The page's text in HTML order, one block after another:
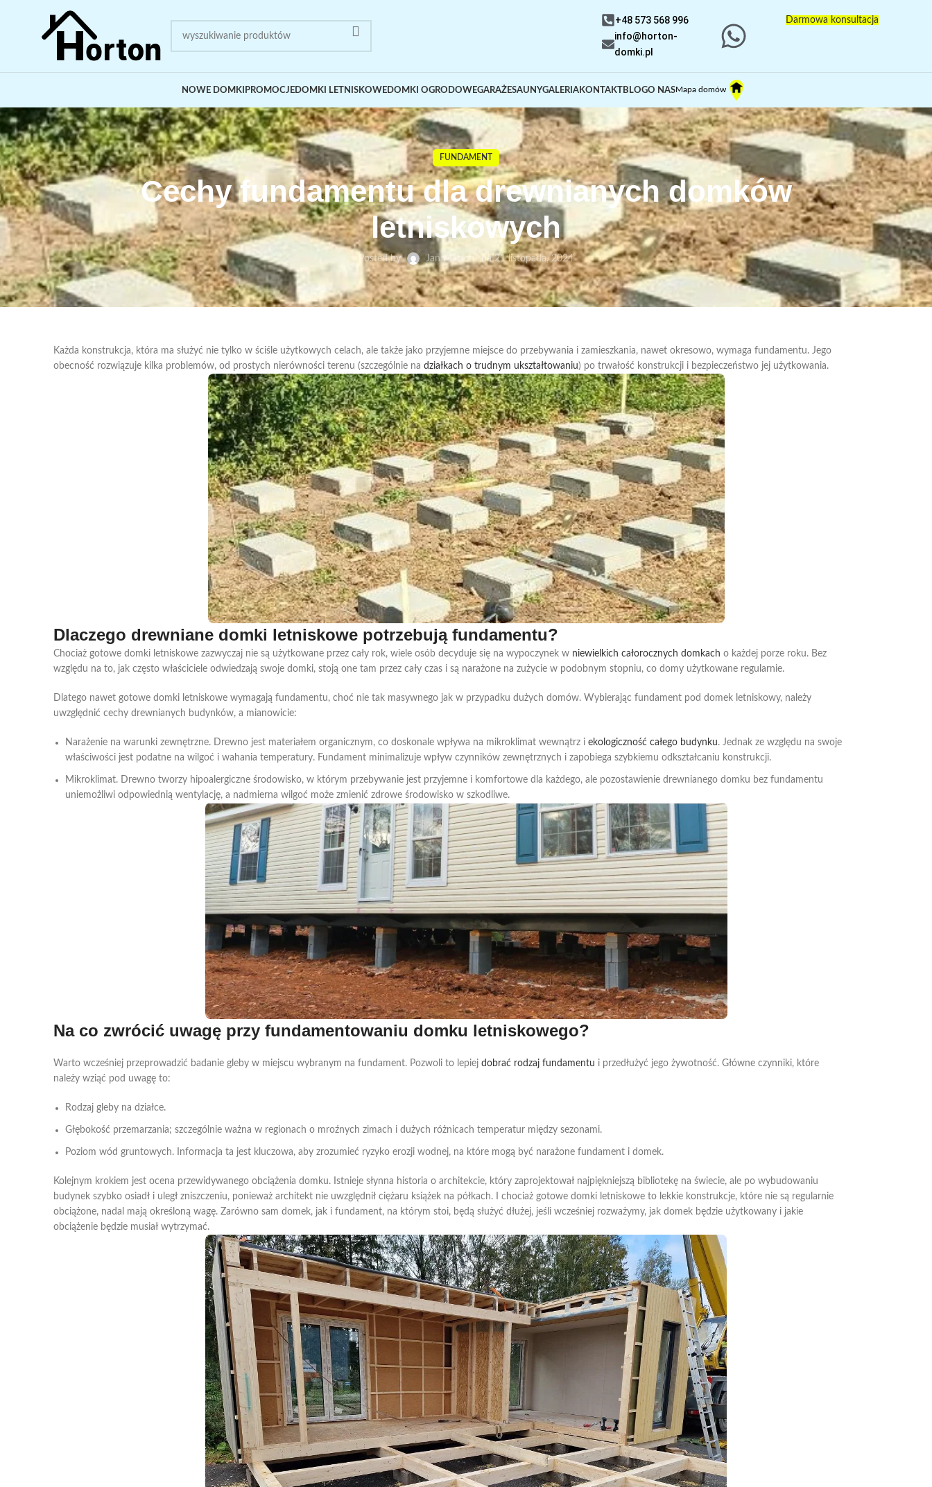
+48 573 568 996
info@horton-
domki.pl
Darmowa konsultacja
NOWE DOMKI PROMOCJE DOMKI LETNISKOWE DOMKI OGRODOWEGARAŻESAUNYGALERIAKONTAKTBLOGO NASMapa domów
FUNDAMENT
Cechy fundamentu dla drewnianych domków
letniskowych
Posted by Jan Malach na 21 listopada, 2024
Każda konstrukcja, która ma służyć nie tylko w ściśle użytkowych celach, ale także jako przyjemne miejsce do przebywania i zamieszkania, nawet okresowo, wymaga fundamentu. Jego
obecność rozwiązuje kilka problemów, od prostych nierówności terenu (szczególnie na działkach o trudnym ukształtowaniu) po trwałość konstrukcji i bezpieczeństwo jej użytkowania.
Dlaczego drewniane domki letniskowe potrzebują fundamentu?
Chociaż gotowe domki letniskowe zazwyczaj nie są użytkowane przez cały rok, wiele osób decyduje się na wypoczynek w niewielkich całorocznych domkach o każdej porze roku. Bez
względu na to, jak często właściciele odwiedzają swoje domki, stoją one tam przez cały czas i są narażone na zużycie w podobnym stopniu, co domy użytkowane regularnie.
Dlatego nawet gotowe domki letniskowe wymagają fundamentu, choć nie tak masywnego jak w przypadku dużych domów. Wybierając fundament pod domek letniskowy, należy
uwzględnić cechy drewnianych budynków, a mianowicie:
Narażenie na warunki zewnętrzne. Drewno jest materiałem organicznym, co doskonale wpływa na mikroklimat wewnątrz i ekologiczność całego budynku. Jednak ze względu na swoje
właściwości jest podatne na wilgoć i wahania temperatury. Fundament minimalizuje wpływ czynników zewnętrznych i zapobiega szybkiemu odkształcaniu konstrukcji.
Mikroklimat. Drewno tworzy hipoalergiczne środowisko, w którym przebywanie jest przyjemne i komfortowe dla każdego, ale pozostawienie drewnianego domku bez fundamentu
uniemożliwi odpowiednią wentylację, a nadmierna wilgoć może zmienić zdrowe środowisko w szkodliwe.
Na co zwrócić uwagę przy fundamentowaniu domku letniskowego?
Warto wcześniej przeprowadzić badanie gleby w miejscu wybranym na fundament. Pozwoli to lepiej dobrać rodzaj fundamentu i przedłużyć jego żywotność. Główne czynniki, które
należy wziąć pod uwagę to:
Rodzaj gleby na działce.
Głębokość przemarzania; szczególnie ważna w regionach o mroźnych zimach i dużych różnicach temperatur między sezonami.
Poziom wód gruntowych. Informacja ta jest kluczowa, aby zrozumieć ryzyko erozji wodnej, na które mogą być narażone fundament i domek.
Kolejnym krokiem jest ocena przewidywanego obciążenia domku. Istnieje słynna historia o architekcie, który zaprojektował najpiękniejszą bibliotekę na świecie, ale po wybudowaniu
budynek szybko osiadł i uległ zniszczeniu, ponieważ architekt nie uwzględnił ciężaru książek na półkach. I chociaż gotowe domki letniskowe to lekkie konstrukcje, które nie są regularnie
obciążone, nadal mają określoną wagę. Zarówno sam domek, jak i fundament, na którym stoi, będą służyć dłużej, jeśli wcześniej rozważymy, jak domek będzie użytkowany i jakie
obciążenie będzie musiał wytrzymać.